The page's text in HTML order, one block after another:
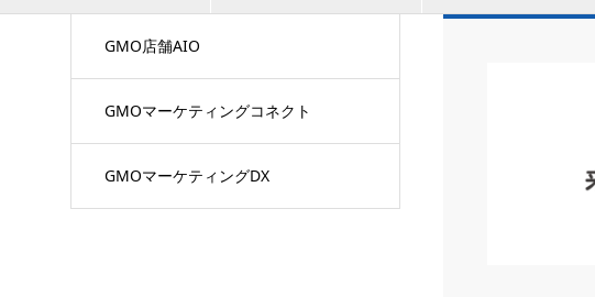
GMO店舗AIO
GMOマーケティングコネクト
GMOマーケティングDX